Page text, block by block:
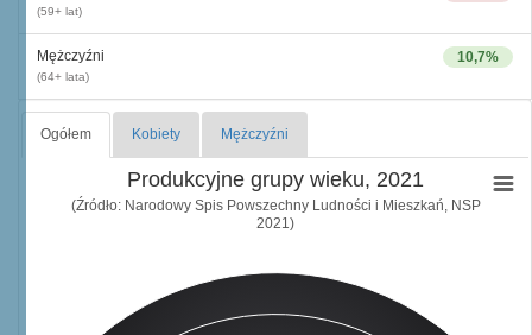
(59+ lat)
10,7%
Mężczyźni
(64+ lata)
Ogółem Kobiety Mężczyźni
Produkcyjne grupy wieku, 2021
(Źródło: Narodowy Spis Powszechny Ludności i Mieszkań, NSP
2021)